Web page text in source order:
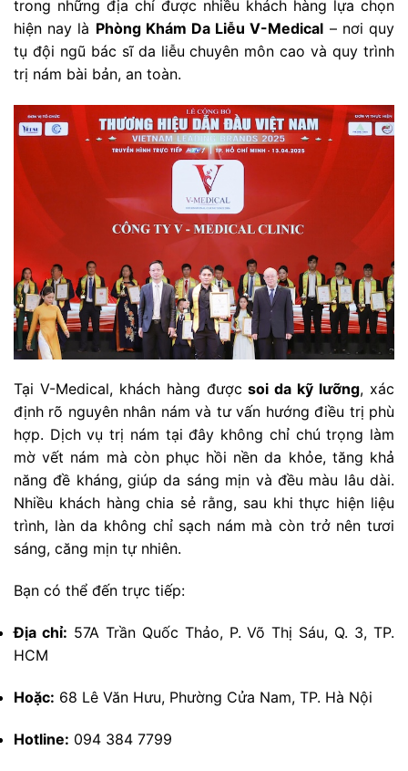
trong những địa chỉ được nhiều khách hàng lựa chọn
hiện nay là Phòng Khám Da Liễu V-Medical – nơi quy
tụ đội ngũ bác sĩ da liễu chuyên môn cao và quy trình
trị nám bài bản, an toàn.
Tại V-Medical, khách hàng đượcsoi da kỹ lưỡng, xác
định rõ nguyên nhân nám và tư vấn hướng điều trị phù
hợp. Dịch vụ trị nám tại đây không chỉ chú trọng làm
mờ vết nám mà còn phục hồi nền da khỏe, tăng khả
năng đề kháng, giúp da sáng mịn và đều màu lâu dài.
Nhiều khách hàng chia sẻ rằng, sau khi thực hiện liệu
trình, làn da không chỉ sạch nám mà còn trở nên tươi
sáng, căng mịn tự nhiên.
Bạn có thể đến trực tiếp:
Địa chỉ: 57A Trần Quốc Thảo, P. Võ Thị Sáu, Q. 3, TP.
HCM
Hoặc: 68 Lê Văn Hưu, Phường Cửa Nam, TP. Hà Nội
Hotline: 094 384 7799